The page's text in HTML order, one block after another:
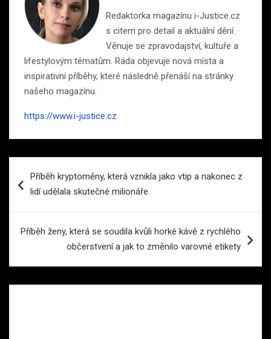
Redaktorka magazínu i-Justice.cz
s citem pro detail a aktuální dění.
Věnuje se zpravodajství, kultuře a
lifestylovým tématům. Ráda objevuje nová místa a
inspirativní příběhy, které následně přenáší na stránky
našeho magazínu.
https://www.i-justice.cz
proPříběh kryptoměny, která vznikla jako vtip a nakonec z
lidí udělala skutečné milionáře
Příběh ženy, která se soudila kvůli horké kávě z rychlého
občerstvení a jak to změnilo varovné etikety